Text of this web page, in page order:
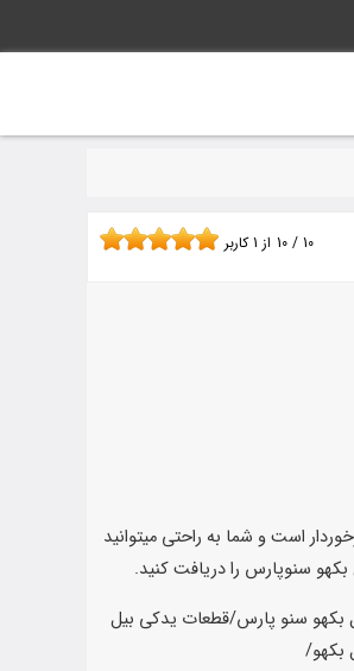
10 / 10 از 1کاربر
است و شما به راحتی میتوانید
سنوپارس را دریافت کنید.
بکهو سنو پارس/قطعات یدکی بیل
بکهو/